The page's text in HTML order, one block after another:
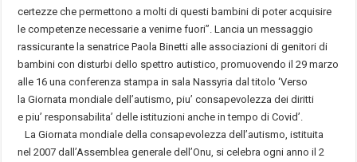
certezze che permettono a molti di questi bambini di poter acquisire
le competenze necessarie a venirne fuori”. Lancia un messaggio
rassicurante la senatrice Paola Binetti alle associazioni di genitori di
bambini con disturbi dello spettro autistico, promuovendo il 29 marzo
alle 16 una conferenza stampa in sala Nassyria dal titolo ‘Verso
la Giornata mondiale dell’autismo, piu’ consapevolezza dei diritti
e piu’ responsabilita’ delle istituzioni anche in tempo di Covid’.
La Giornata mondiale della consapevolezza dell’autismo, istituita
nel 2007 dall’Assemblea generale dell’Onu, si celebra ogni anno il 2